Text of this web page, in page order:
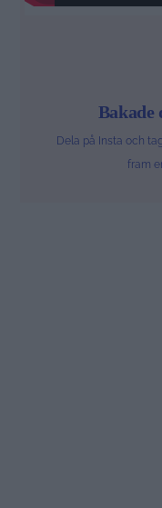
Bakade
Dela på Insta och
fram